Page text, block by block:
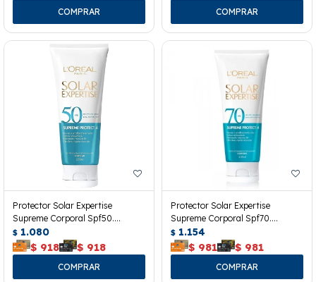
Protector Solar Expertise
Supreme Corporal Spf50.
200grs.
$ 1.080
$ 918 $ 918
Protector Solar Expertise
Supreme Corporal Spf70.
200grs.
$ 1.154
$ 981 $ 981